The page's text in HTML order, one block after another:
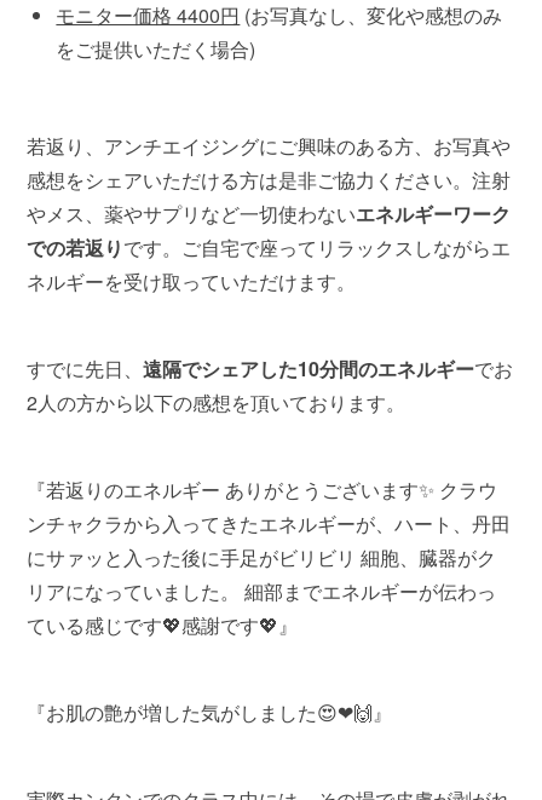
モニター価格 4400円 (お写真なし、変化や感想のみ
をご提供いただく場合)
若返り、アンチエイジングにご興味のある方、お写真や
感想をシェアいただける方は是非ご協力ください。注射
やメス、薬やサプリなど一切使わないエネルギーワーク
での若返りです。ご自宅で座ってリラックスしながらエ
ネルギーを受け取っていただけます。
すでに先日、遠隔でシェアした10分間のエネルギーでお
2人の方から以下の感想を頂いております。
『若返りのエネルギー ありがとうございます✨ クラウ
ンチャクラから入ってきたエネルギーが、ハート、丹田
にサァッと入った後に手足がビリビリ 細胞、臓器がク
リアになっていました。 細部までエネルギーが伝わっ
ている感じです💖感謝です💖』
『お肌の艶が増した気がしました😍❤🙌』